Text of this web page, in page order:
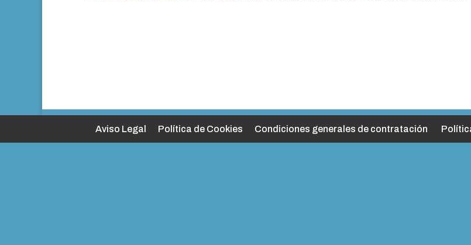
Aviso Legal Política de Cookies Condiciones generales de contratación